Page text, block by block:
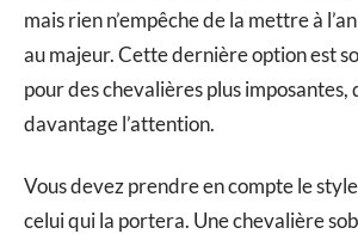
mais rien n’empêche de la mettre à
au majeur. Cette dernière option est
pour des chevalières plus
davantage l’attention.
Vous devez prendre en compte le
celui qui la portera. Une chevalière